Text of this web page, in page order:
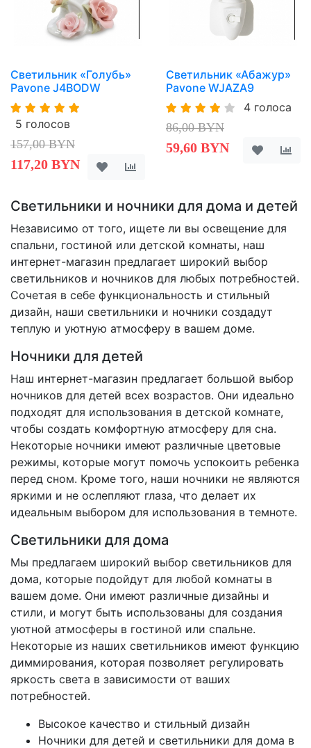
Светильник «Голубь»
Pavone J4BODW
5 голосов
157,00 BYN
117,20 BYN
Светильник «Абажур»
Pavone WJAZA9
4 голоса
86,00 BYN
59,60 BYN
Светильники и ночники для дома и детей
Независимо от того, ищете ли вы освещение для
спальни, гостиной или детской комнаты, наш
интернет-магазин предлагает широкий выбор
светильников и ночников для любых потребностей.
Сочетая в себе функциональность и стильный
дизайн, наши светильники и ночники создадут
теплую и уютную атмосферу в вашем доме.
Ночники для детей
Наш интернет-магазин предлагает большой выбор
ночников для детей всех возрастов. Они идеально
подходят для использования в детской комнате,
чтобы создать комфортную атмосферу для сна.
Некоторые ночники имеют различные цветовые
режимы, которые могут помочь успокоить ребенка
перед сном. Кроме того, наши ночники не являются
яркими и не ослепляют глаза, что делает их
идеальным выбором для использования в темноте.
Светильники для дома
Мы предлагаем широкий выбор светильников для
дома, которые подойдут для любой комнаты в
вашем доме. Они имеют различные дизайны и
стили, и могут быть использованы для создания
уютной атмосферы в гостиной или спальне.
Некоторые из наших светильников имеют функцию
диммирования, которая позволяет регулировать
яркость света в зависимости от ваших
потребностей.
Высокое качество и стильный дизайн
Ночники для детей и светильники для дома в